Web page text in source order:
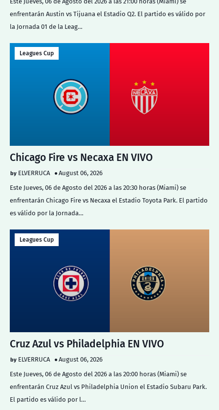
enfrentarán Austin vs Tijuana el Estadio Q2. El partido es válido por
la Jornada 01 de la Leag…
Leagues Cup
Chicago Fire vs Necaxa EN VIVO
ELVERRUCA
August 06, 2026
Este Jueves, 06 de Agosto del 2026 a las 20:30 horas (Miami) se
enfrentarán Chicago Fire vs Necaxa el Estadio Toyota Park. El partido
es válido por la Jornada…
Leagues Cup
Cruz Azul vs Philadelphia EN VIVO
ELVERRUCA
August 06, 2026
Este Jueves, 06 de Agosto del 2026 a las 20:00 horas (Miami) se
enfrentarán Cruz Azul vs Philadelphia Union el Estadio Subaru Park.
El partido es válido por l…